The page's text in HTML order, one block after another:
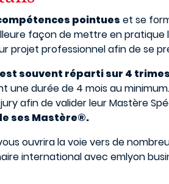
pointues et se
façon de mettre en
projet professionnel afin de se
est souvent réparti sur 4
durée de 4 mois au
afin de valider leur Mastère
ses Mastère®.
ouvrira la voie vers de
international avec emlyon